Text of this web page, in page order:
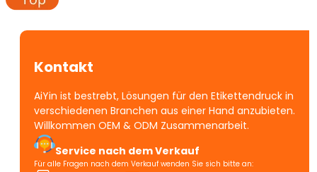
Kontakt
AiYin ist bestrebt, Lösungen für den Etikettendruck in
verschiedenen Branchen aus einer Hand anzubieten.
Willkommen OEM & ODM Zusammenarbeit.
Service nach dem Verkauf
Für alle Fragen nach dem Verkauf wenden Sie sich bitte an: